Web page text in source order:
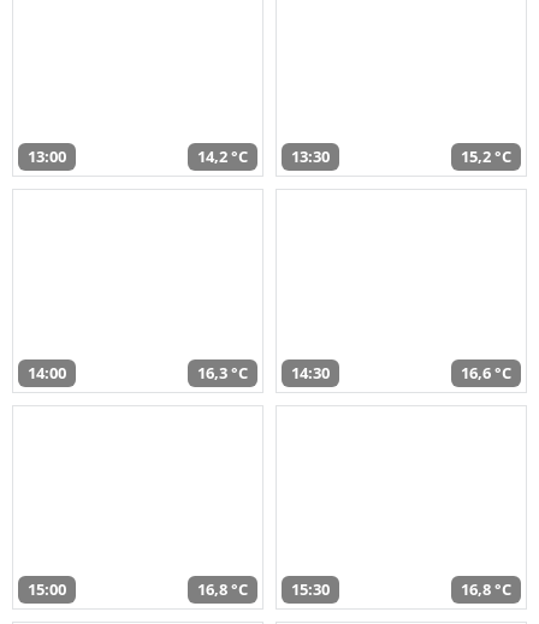
13:00 14,2 °C 13:30 15,2 °C
14:00 16,3 °C 14:30 16,6 °C
15:00 16,8 °C 15:30 16,8 °C